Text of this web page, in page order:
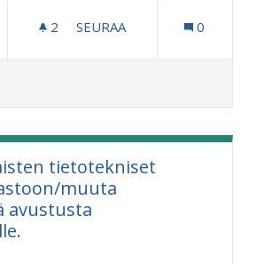
2 2 SEURAAJAA
SEURAA 0
tietotekniset
muuta
avustusta